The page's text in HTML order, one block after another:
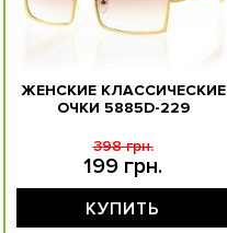
ЖЕНСКИЕ КЛАССИЧЕСКИЕ
ОЧКИ 5885D-229
199 грн.
398 грн.
КУПИТЬ